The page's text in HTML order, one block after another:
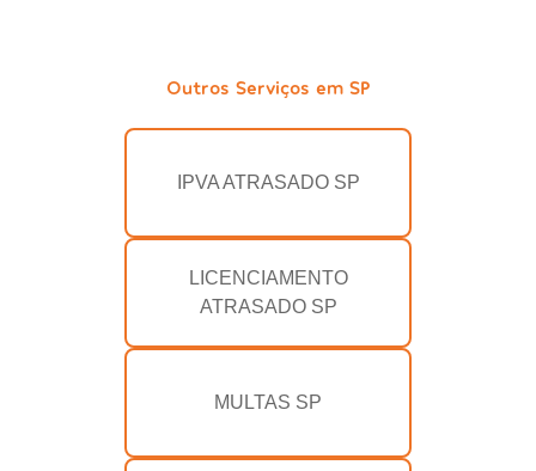
Outros Serviços em SP
IPVA ATRASADO SP
LICENCIAMENTO
ATRASADO SP
MULTAS SP